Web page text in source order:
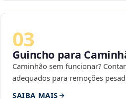
03
Guincho para
Caminhão sem funcionar?
adequados para remoções
SAIBA MAIS